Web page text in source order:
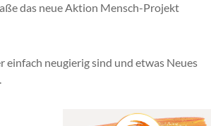
das neue Aktion Mensch-Projekt
einfach neugierig sind und etwas Neues